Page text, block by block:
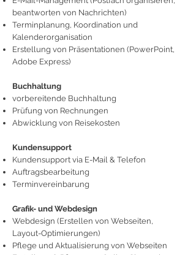
beantworten von Nachrichten)
Terminplanung, Koordination und
Kalenderorganisation
Erstellung von Präsentationen (PowerPoint,
Adobe Express)
Buchhaltung
vorbereitende Buchhaltung
Prüfung von Rechnungen
Abwicklung von Reisekosten
Kundensupport
Kundensupport via E-Mail & Telefon
Auftragsbearbeitung
Terminvereinbarung
Grafik- und Webdesign
Webdesign (Erstellen von Webseiten,
Layout-Optimierungen)
Pflege und Aktualisierung von Webseiten